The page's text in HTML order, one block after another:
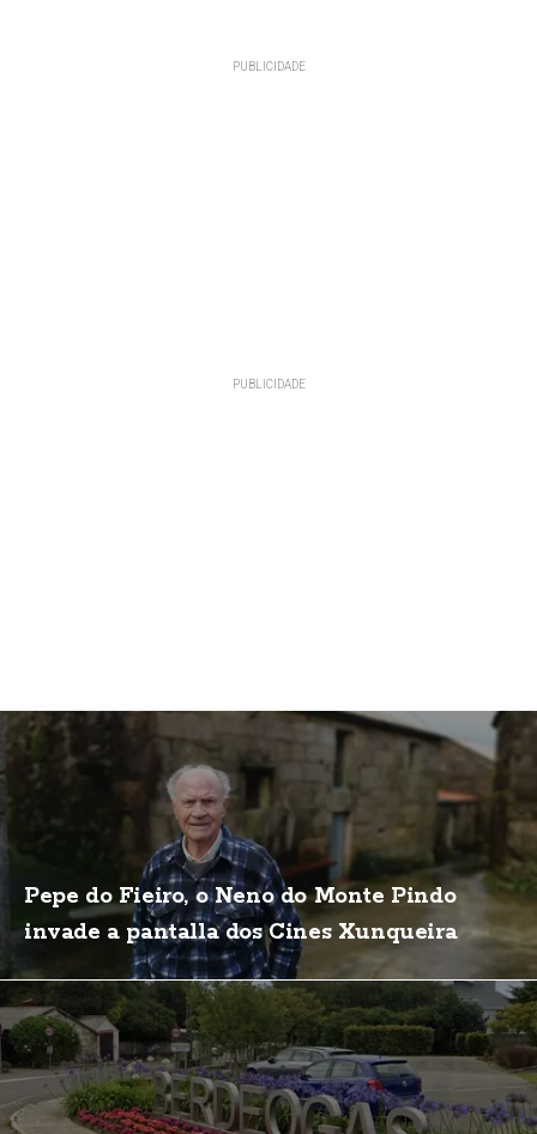
Pepe do Fieiro, o Neno do Monte Pindo
invade a pantalla dos Cines Xunqueira